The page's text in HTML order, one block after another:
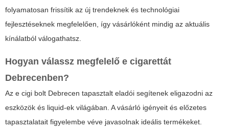
folyamatosan frissítik az új trendeknek és technológiai
fejlesztéseknek megfelelően, így vásárlóként mindig az aktuális
kínálatból válogathatsz.
Hogyan válassz megfelelő e cigarettát
Debrecenben?
Az e cigi bolt Debrecen tapasztalt eladói segítenek eligazodni az
eszközök és liquid-ek világában. A vásárló igényeit és előzetes
tapasztalatait figyelembe véve javasolnak ideális termékeket.